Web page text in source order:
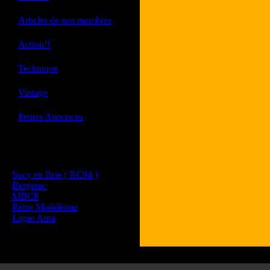
Articles de nos membres
Action!!
Technique
Vintage
Petites Annonces
Sucy en Brie ( RC94 )
Bergerac
MBCP
Rétro Modélisme
Ligue Aura
Les